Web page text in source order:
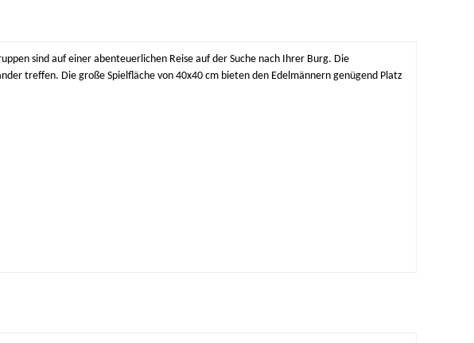
sind auf einer abenteuerlichen Reise auf der Suche nach Ihrer Burg. Die
treffen. Die große Spielfläche von 40x40 cm bieten den Edelmännern genügend Platz